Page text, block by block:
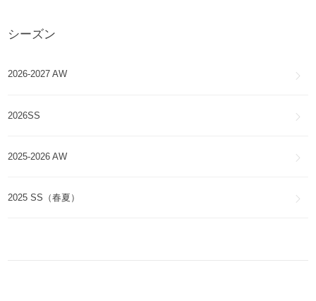
Matin Kim
Matin Kim
シーズン
2026-2027 AW
2026SS
2025-2026 AW
2025 SS（春夏）